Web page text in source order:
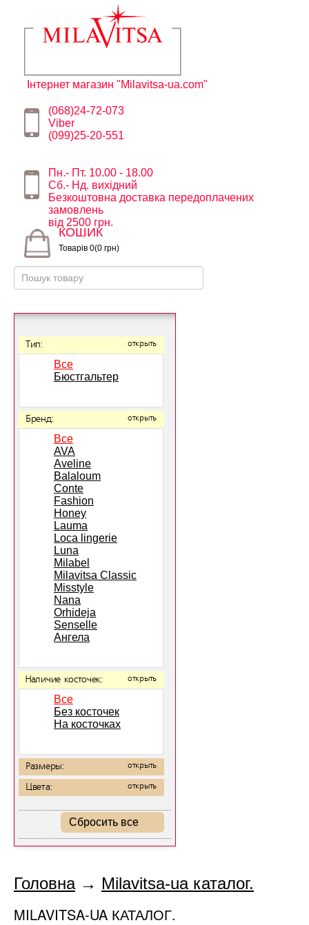
Інтернет магазин "Milavitsa-ua.com"
(068)24-72-073
Viber
(099)25-20-551
Пн.- Пт. 10.00 - 18.00
Сб.- Нд. вихідний
Безкоштовна доставка передоплачених
замовлень
від 2500 грн.
КОШИК
Товарів 0(0 грн)
Тип: открыть
Все
Бюстгальтер
Бренд: открыть
Все
AVA
Aveline
Balaloum
Conte
Fashion
Honey
Lauma
Loca lingerie
Luna
Milabel
Milavitsa Classic
Misstyle
Nana
Orhideja
Senselle
Ангела
Наличие косточек: открыть
Все
Без косточек
На косточках
Размеры: открыть
Цвета: открыть
Сбросить все
Головна→ Milavitsa-ua каталог.
MILAVITSA-UA КАТАЛОГ.